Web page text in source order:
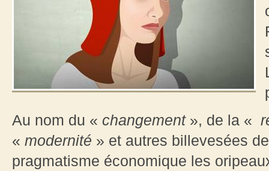
Au nom du « changement », de la «
« modernité » et autres billevesées
pragmatisme économique les